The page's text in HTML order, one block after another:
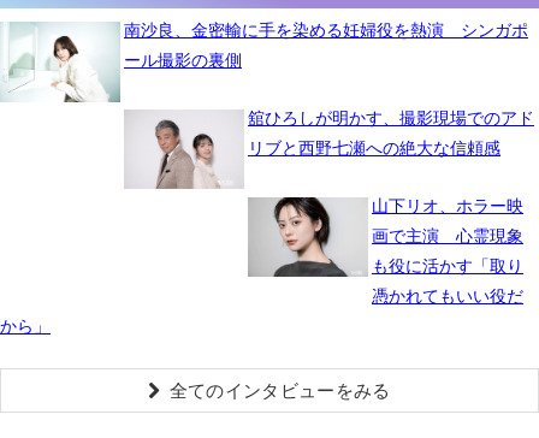
南沙良、金密輸に手を染める妊婦役を熱演 シンガポ
ール撮影の裏側
舘ひろしが明かす、撮影現場でのアド
リブと西野七瀬への絶大な信頼感
山下リオ、ホラー映
画で主演 心霊現象
も役に活かす「取り
憑かれてもいい役だ
から」
全てのインタビューをみる